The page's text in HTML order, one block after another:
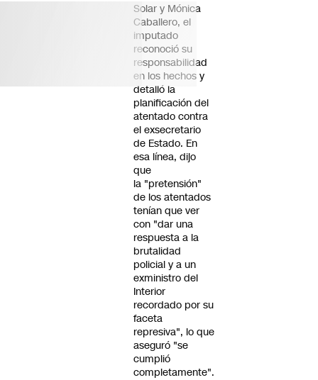
Solar y Mónica
Caballero, el
imputado
reconoció su
responsabilidad
en los hechos y
detalló la
planificación del
atentado contra
el exsecretario
de Estado. En
esa línea, dijo
que
la "pretensión"
de los atentados
tenían que ver
con "dar una
respuesta a la
brutalidad
policial y a un
exministro del
Interior
recordado por su
faceta
represiva", lo que
aseguró "se
cumplió
completamente".